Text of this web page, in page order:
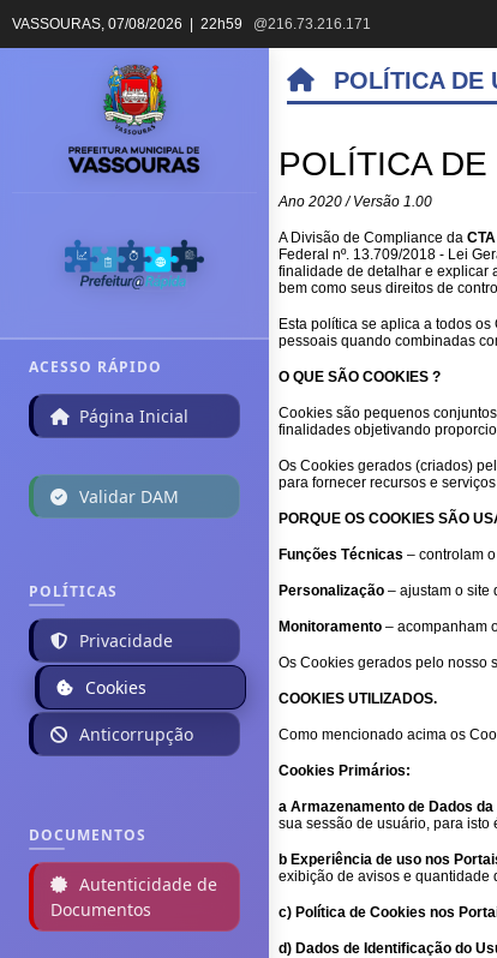
VASSOURAS, 07/08/2026 | 22h59 @216.73.216.171
ACESSO RÁPIDO
Página Inicial
Validar DAM
POLÍTICAS
Privacidade
Cookies
Anticorrupção
DOCUMENTOS
Autenticidade de
Documentos
POLÍTICA DE
POLÍTICA
Ano 2020 / Versão 1.00
A Divisão de Compliance da
Federal nº. 13.709/2018 - Lei
finalidade de detalhar e explicar
bem como seus direitos de
Esta política se aplica a todos
pessoais quando combinadas
O QUE SÃO COOKIES ?
Cookies são pequenos
finalidades objetivando
Os Cookies gerados (criados)
para fornecer recursos e
PORQUE OS COOKIES SÃO
Funções Técnicas – controlam
Personalização – ajustam o site
Monitoramento – acompanham
Os Cookies gerados pelo nosso
COOKIES UTILIZADOS.
Como mencionado acima os
Cookies Primários:
a Armazenamento de Dados
sua sessão de usuário, para
b Experiência de uso nos
exibição de avisos e quantidade
c) Política de Cookies nos
d) Dados de Identificação do